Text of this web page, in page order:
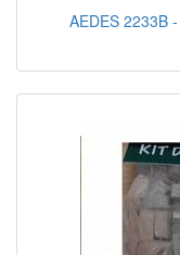
AEDES 2233B